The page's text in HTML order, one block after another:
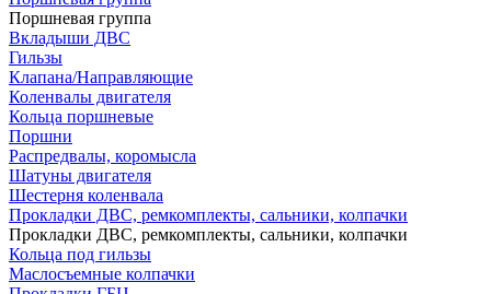
Поршневая группа
Вкладыши ДВС
Гильзы
Клапана/Направляющие
Коленвалы двигателя
Кольца поршневые
Поршни
Распредвалы, коромысла
Шатуны двигателя
Шестерня коленвала
Прокладки ДВС, ремкомплекты, сальники, колпачки
Прокладки ДВС, ремкомплекты, сальники, колпачки
Кольца под гильзы
Маслосъемные колпачки